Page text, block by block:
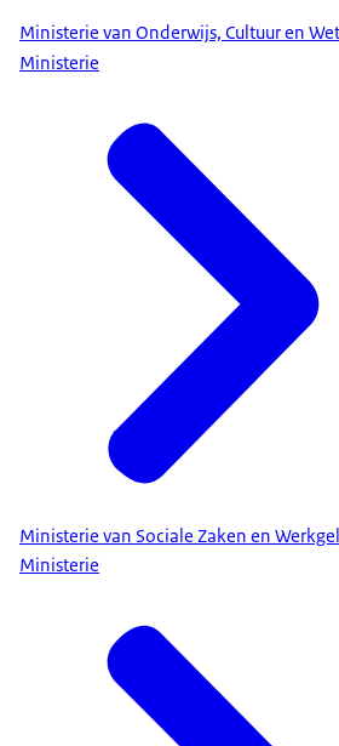
Ministerie van Onderwijs, Cultuur en
Ministerie
Ministerie van Sociale Zaken en
Ministerie